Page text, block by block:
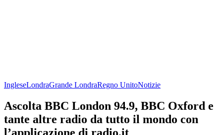
IngleseLondraGrande LondraRegno UnitoNotizie
Ascolta BBC London 94.9, BBC Oxford e
tante altre radio da tutto il mondo con
l’applicazione di radio.it